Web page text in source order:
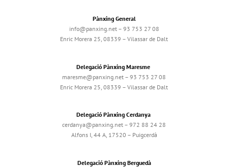
Pànxing General
info@panxing.net – 93 753 27 08
Enric Morera 25, 08339 – Vilassar de Dalt
Delegació Pànxing Maresme
maresme@panxing.net – 93 753 27 08
Enric Morera 25, 08339 – Vilassar de Dalt
Delegació Pànxing Cerdanya
cerdanya@panxing.net – 972 88 24 28
Alfons I, 44 A, 17520 – Puigcerdà
Delegació Pànxing Berguedà